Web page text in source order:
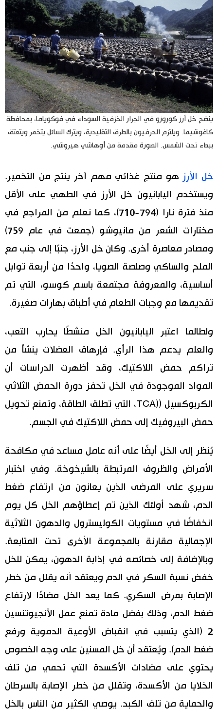
ينضج خل أرز كوروزو في الجرار الخزفية السوداء في فوكوياما، بمحافظة
كاغوشيما. ويلتزم الحرفيون بالطرق التقليدية، ويترك السائل يتخمر ويتعتق
ببطء تحت الشمس. الصورة مقدمة من أوهاشي هيروشي.
خل الأرز هو منتج غذائي مهم آخر ينتج من التخمير.
ويستخدم اليابانيون خل الأرز في الطهي على الأقل
منذ فترة نارا (794-710)، كما نعلم من المراجع في
مختارات الشعر من مانيوشو (جمعت في عام 759)
ومصادر معاصرة أخرى. وكان خل الأرز، جنبًا إلى جنب مع
الملح والساكي وصلصة الصويا، واحدًا من أربعة توابل
أساسية، والمعروفة مجتمعة باسم كوسو، التي تم
تقديمها مع وجبات الطعام في أطباق بهارات صغيرة.
ولطالما اعتبر اليابانيون الخل منشطًا يحارب التعب،
والعلم يدعم هذا الرأي. فإرهاق العضلات ينشأ من
تراكم حمض اللاكتيك، وقد أظهرت الدراسات أن
المواد الموجودة في الخل تحفز دورة الحمض الثلاثي
الكربوكسيل ((TCA، التي تطلق الطاقة، وتمنع تحويل
حمض البيروفيك إلى حمض اللاكتيك في الجسم.
يُنظر إلى الخل أيضًا على أنه عامل مساعد في مكافحة
الأمراض والظروف المرتبطة بالشيخوخة. وفي اختبار
سريري على المرضى الذين يعانون من ارتفاع ضغط
الدم، شهد أولئك الذين تم إعطاؤهم الخل كل يوم
انخفاضًا في مستويات الكوليسترول والدهون الثلاثية
الإجمالية مقارنة بالمجموعة الأخرى تحت المتابعة.
وبالإضافة إلى خصائصه في إذابة الدهون، يمكن للخل
خفض نسبة السكر في الدم ويعتقد أنه يقلل من خطر
الإصابة بمرض السكري. كما يعد الخل مضادًا لارتفاع
ضغط الدم، وذلك بفضل مادة تمنع عمل الأنجيوتنسين
2 (الذي يتسبب في انقباض الأوعية الدموية ورفع
ضغط الدم). ويُعتقد أن خل المسنين على وجه الخصوص
يحتوي على مضادات الأكسدة التي تحمي من تلف
الخلايا من الأكسدة، وتقلل من خطر الإصابة بالسرطان
والحماية من تلف الكبد. يوصي الكثير من الناس بالخل